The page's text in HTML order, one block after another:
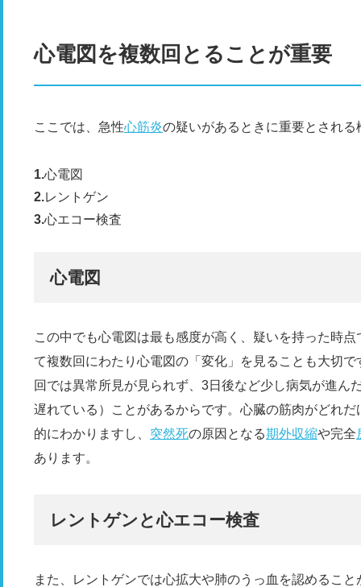
心電図を複数回とることが重要
ここでは、急性心筋炎の疑いがあるときに重要とされ
心電図
レントゲン
心エコー検査
心電図
この中でも心電図は最も感度が高く、疑いを持った時
て複数回にわたり心電図の「変化」を見ることも大切
回では異常所見が見られず、3日後など少し病気が進ん
遅れている）ことがあるからです。心臓の筋肉がどれ
的にわかりますし、 突然死の原因となる期外収縮や完全
あります。
レントゲンと心エコー検査
また、レントゲンでは心拡大や肺のうっ血を認めるこ